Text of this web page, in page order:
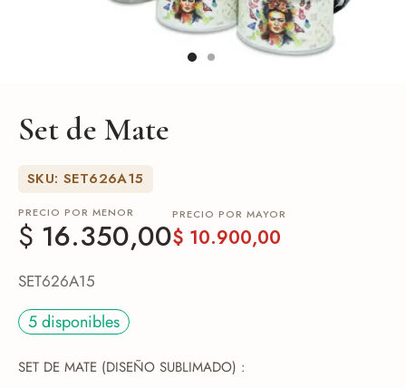
Set de Mate
SKU: SET626A15
PRECIO POR MENOR
$ 16.350,00
PRECIO POR MAYOR
$ 10.900,00
SET626A15
5 disponibles
SET DE MATE (DISEÑO SUBLIMADO) :